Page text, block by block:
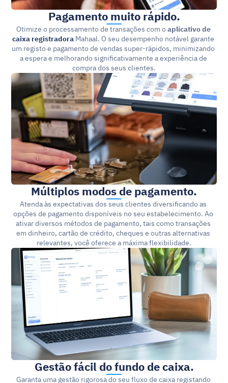
Pagamento muito rápido.
Otimize o processamento de transações com o
aplicativo de
caixa registradora Mahaal. O seu desempenho notável garante
um registo e pagamento de vendas super-rápidos, minimizando
a espera e melhorando significativamente a experiência de
compra dos seus clientes.
Múltiplos modos de pagamento.
Atenda às expectativas dos seus clientes diversificando as
opções de pagamento disponíveis no seu estabelecimento. Ao
ativar diversos métodos de pagamento, tais como transações
em dinheiro, cartão de crédito, cheques e outras alternativas
relevantes, você oferece a máxima flexibilidade.
Gestão fácil do fundo de caixa.
Garanta uma gestão rigorosa do seu fluxo de caixa registando